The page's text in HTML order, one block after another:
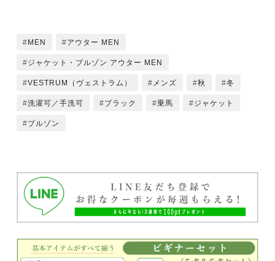
MEN アウター MEN
ジャケット・ブルゾン アウター MEN
VESTRUM（ヴェストラム） メンズ 秋 冬
洗濯可／手洗可 ブラック 乗馬 ジャケット
ブルゾン